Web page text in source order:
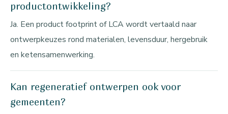
productontwikkeling?
Ja. Een product footprint of LCA wordt vertaald naar
ontwerpkeuzes rond materialen, levensduur, hergebruik
en ketensamenwerking.
Kan regeneratief ontwerpen ook voor
gemeenten?